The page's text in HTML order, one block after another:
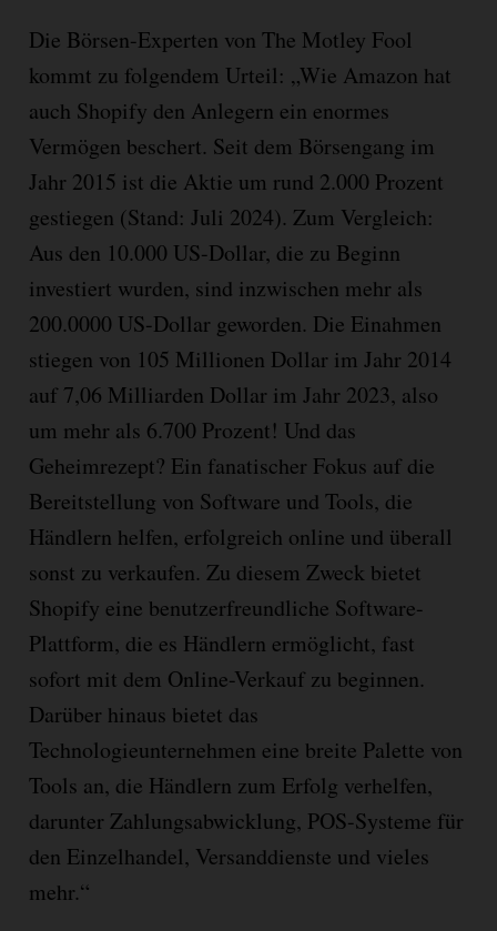
Die Börsen-Experten von The Motley Fool
kommt zu folgendem Urteil: „Wie Amazon hat
auch Shopify den Anlegern ein enormes
Vermögen beschert. Seit dem Börsengang im
Jahr 2015 ist die Aktie um rund 2.000 Prozent
gestiegen (Stand: Juli 2024). Zum Vergleich:
Aus den 10.000 US-Dollar, die zu Beginn
investiert wurden, sind inzwischen mehr als
200.0000 US-Dollar geworden. Die Einahmen
stiegen von 105 Millionen Dollar im Jahr 2014
auf 7,06 Milliarden Dollar im Jahr 2023, also
um mehr als 6.700 Prozent! Und das
Geheimrezept? Ein fanatischer Fokus auf die
Bereitstellung von Software und Tools, die
Händlern helfen, erfolgreich online und überall
sonst zu verkaufen. Zu diesem Zweck bietet
Shopify eine benutzerfreundliche Software-
Plattform, die es Händlern ermöglicht, fast
sofort mit dem Online-Verkauf zu beginnen.
Darüber hinaus bietet das
Technologieunternehmen eine breite Palette von
Tools an, die Händlern zum Erfolg verhelfen,
darunter Zahlungsabwicklung, POS-Systeme für
den Einzelhandel, Versanddienste und vieles
mehr.“